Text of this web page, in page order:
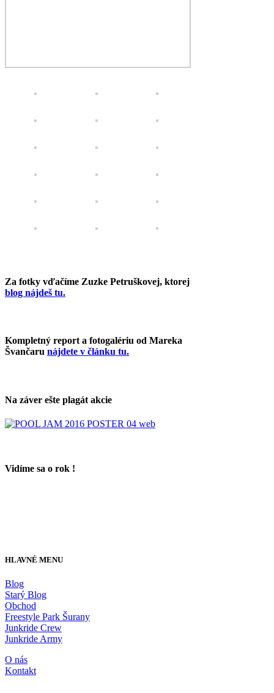
Za fotky vďačíme Zuzke Petruškovej, ktorej
blog nájdeš tu.
Kompletný report a fotogalériu od Mareka
Švančaru nájdete v článku tu.
Na záver ešte plagát akcie
Vidíme sa o rok !
HLAVNÉ MENU
Blog
Starý Blog
Obchod
Freestyle Park Šurany
Junkride Crew
Junkride Army
O nás
Kontakt